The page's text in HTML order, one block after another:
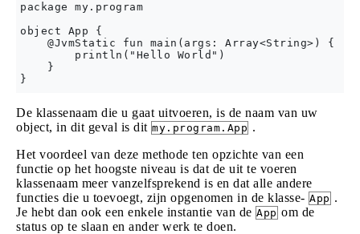
package my.program
object App {
    @JvmStatic fun main(args: Array<String>) {
        println("Hello World")
    }
De klassenaam die u gaat uitvoeren, is de naam van uw
object, in dit geval is dit my.program.App .
Het voordeel van deze methode ten opzichte van een
functie op het hoogste niveau is dat de uit te voeren
klassenaam meer vanzelfsprekend is en dat alle andere
functies die u toevoegt, zijn opgenomen in de klasse- App .
Je hebt dan ook een enkele instantie van de App om de
status op te slaan en ander werk te doen.